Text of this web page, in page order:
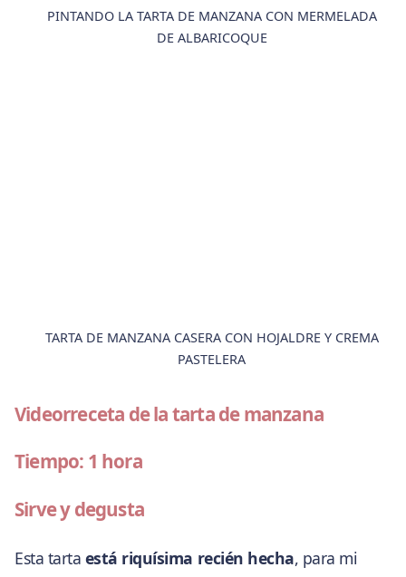
PINTANDO LA TARTA DE MANZANA CON MERMELADA
DE ALBARICOQUE
TARTA DE MANZANA CASERA CON HOJALDRE Y CREMA
PASTELERA
Videorreceta de la tarta de manzana
Tiempo: 1 hora
Sirve y degusta
Esta tarta está riquísima recién hecha, para mi